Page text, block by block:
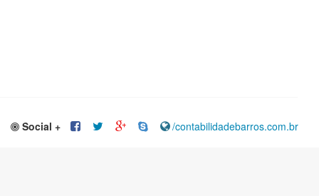
Social + /contabilidadebarros.com.br